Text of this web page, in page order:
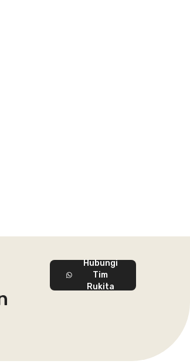
Hubungi
Tim
Rukita